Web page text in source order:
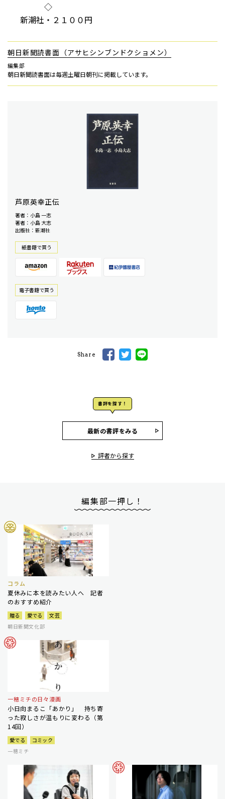
◇
新潮社・２１００円
朝日新聞読書面（アサヒシンブンドクショメン）
編集部
朝日新聞読書面は毎週土曜日朝刊に掲載しています。
芦原英幸正伝
著者：小島 一志
著者：小島 大志
出版社：新潮社
紙書籍で買う
電⼦書籍で買う
Share
書評を探す！
最新の書評をみる
評者から探す
編集部一押し！
コラム
夏休みに本を読みたい人へ 記者
のおすすめ紹介
贈る 愛でる
文芸
朝日新聞文化部
一穂ミチの日々漫画
小日向まるこ「あかり」 持ち寄
った寂しさが温もりに変わる（第
14回）
愛でる
コミック
一穂ミチ